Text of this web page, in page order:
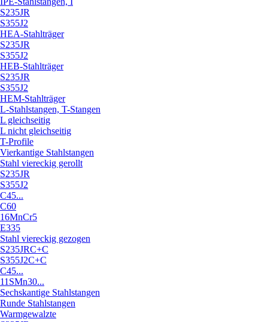
S235JR
S355J2
HEA-Stahlträger
S235JR
S355J2
HEB-Stahlträger
S235JR
S355J2
HEM-Stahlträger
L-Stahlstangen, T-Stangen
L gleichseitig
L nicht gleichseitig
T-Profile
Vierkantige Stahlstangen
Stahl viereckig gerollt
S235JR
S355J2
C45...
C60
16MnCr5
E335
Stahl viereckig gezogen
S235JRC+C
S355J2C+C
C45...
11SMn30...
Sechskantige Stahlstangen
Runde Stahlstangen
Warmgewalzte